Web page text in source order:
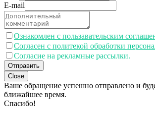
E-mail
Ознакомлен с пользавательским
Согласен с политекой обработки
Согласие на рекламные рассылки.
Отправить
Close
Ваше обращение успешно отправлено и
ближайшее время.
Спасибо!